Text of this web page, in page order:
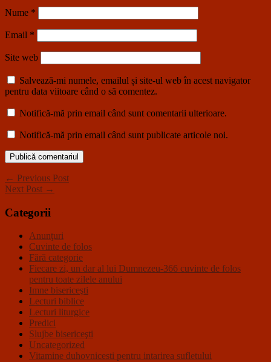
Nume *
Email *
Site web
Salvează-mi numele, emailul și site-ul web în acest navigator
pentru data viitoare când o să comentez.
Notifică-mă prin email când sunt comentarii ulterioare.
Notifică-mă prin email când sunt publicate articole noi.
← Previous Post
Next Post →
Categorii
Anunţuri
Cuvinte de folos
Fără categorie
Fiecare zi, un dar al lui Dumnezeu-366 cuvinte de folos
pentru toate zilele anului
Imne bisericeşti
Lecturi biblice
Lecturi liturgice
Predici
Slujbe bisericeşti
Uncategorized
Vitamine duhovnicesti pentru intarirea sufletului